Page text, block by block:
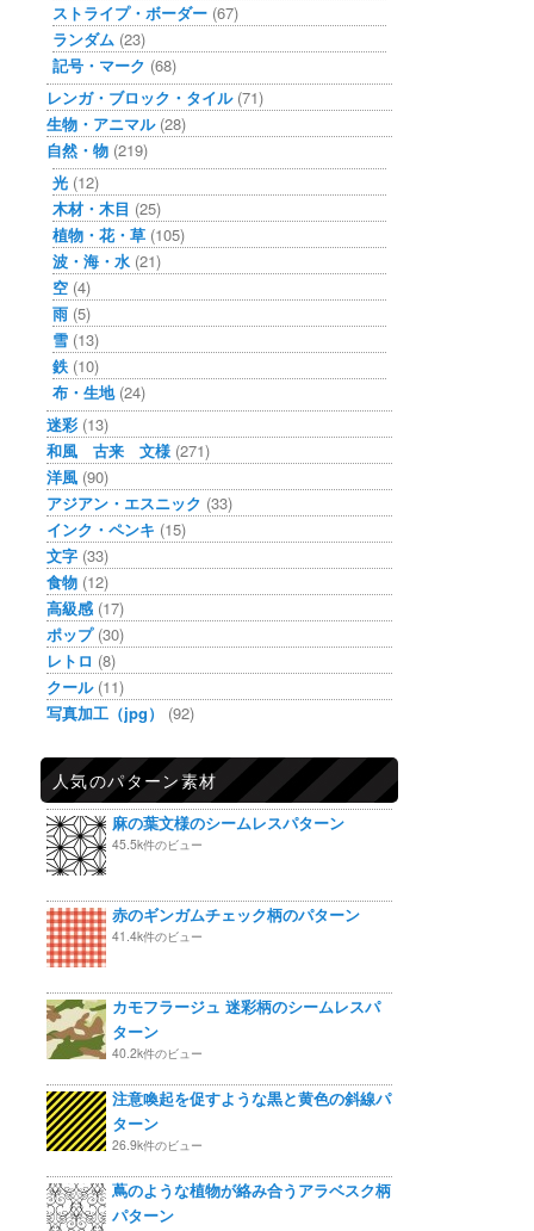
ストライプ・ボーダー (67)
ランダム (23)
記号・マーク (68)
レンガ・ブロック・タイル(71)
生物・アニマル(28)
自然・物 (219)
光 (12)
木材・木目 (25)
植物・花・草 (105)
波・海・水 (21)
空 (4)
雨 (5)
雪 (13)
鉄 (10)
布・生地(24)
迷彩 (13)
和風 古来 文様 (271)
洋風 (90)
アジアン・エスニック (33)
インク・ペンキ (15)
文字 (33)
食物 (12)
高級感 (17)
ポップ(30)
レトロ (8)
クール(11)
写真加工（jpg）
(92)
人気のパターン素材
麻の葉文様のシームレスパターン
45.5k件のビュー
赤のギンガムチェック柄のパターン
41.4k件のビュー
カモフラージュ 迷彩柄のシームレスパ
ターン
40.2k件のビュー
注意喚起を促すような黒と黄色の斜線パ
ターン
26.9k件のビュー
蔦のような植物が絡み合うアラベスク柄
パターン